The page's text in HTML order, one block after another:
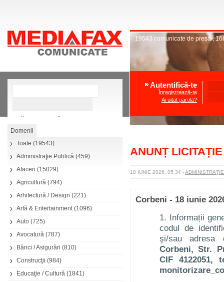
Căutare avansată
Toate (19543)
Administraţie Publică (459)
Afaceri (15029)
Agricultură (794)
Arhitectură / Design (221)
Artă & Entertainment(1096)
Auto (725)
Avocatură (787)
Bănci / Asigurări (810)
Construcţii (984)
Educaţie / Cultură (1841)
19543 comunicate de presă,
Autentifică-te
Înregistrează-te
Ai uitat parola?
ANUNȚ
18 IUNIE 2026, 05.34 -
Corbeni - 18 iunie
1. Informații
codul de
şi/sau
Corbeni, Str.
CIF 4122051,